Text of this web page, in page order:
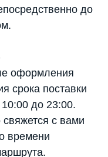
до
оформления
срока поставки
до 23:00.
с вами
времени